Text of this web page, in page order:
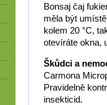
Bonsaj čaj
měla být
kolem 20 °C,
otevíráte okna,
Škůdci a
Carmona
Pravidelně
insekticid.